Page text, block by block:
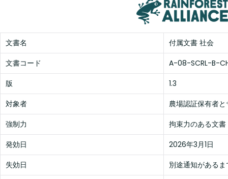
文書名
付属文書 社会
文書コード
A-08-SCRL-B-
版
1.3
対象者
農場認証保有者
強制力
拘束力のある文書
発効日
2026年3月1日
失効日
別途通知がある